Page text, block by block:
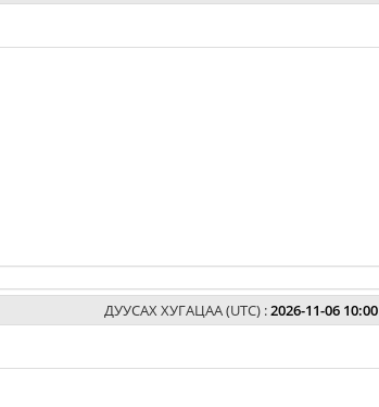
ДУУСАХ ХУГАЦАА (UTC) :2026-11-06 10:00